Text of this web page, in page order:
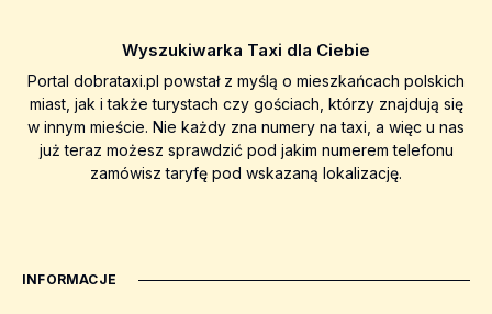
Wyszukiwarka Taxi dla Ciebie
Portal dobrataxi.pl powstał z myślą o mieszkańcach polskich
miast, jak i także turystach czy gościach, którzy znajdują się
w innym mieście. Nie każdy zna numery na taxi, a więc u nas
już teraz możesz sprawdzić pod jakim numerem telefonu
zamówisz taryfę pod wskazaną lokalizację.
INFORMACJE